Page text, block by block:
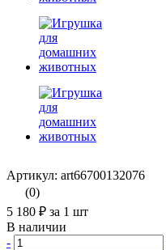
Артикул: art66700132076
(0)
5 180 ₽ за 1 шт
В наличии
-